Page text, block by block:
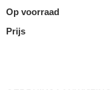
Op voorraad
Prijs